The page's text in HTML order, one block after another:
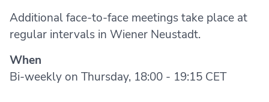
Additional face-to-face meetings take place at
regular intervals in Wiener Neustadt.
When
Bi-weekly on Thursday, 18:00 - 19:15 CET